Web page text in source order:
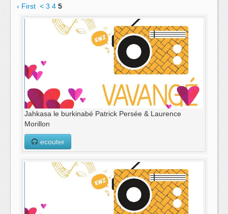
‹ First < 3 4 5
Jahkasa le burkinabé Patrick Persée & Laurence
Morillon
ecouter